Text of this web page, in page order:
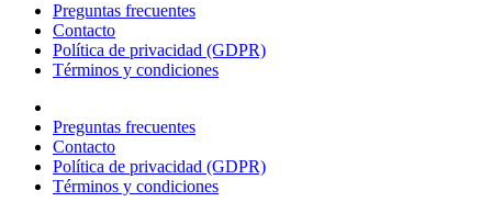
Preguntas frecuentes
Contacto
Política de privacidad (GDPR)
Términos y condiciones
Preguntas frecuentes
Contacto
Política de privacidad (GDPR)
Términos y condiciones